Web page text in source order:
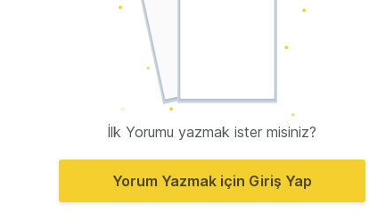
İlk Yorumu yazmak ister misiniz?
Yorum Yazmak için Giriş Yap